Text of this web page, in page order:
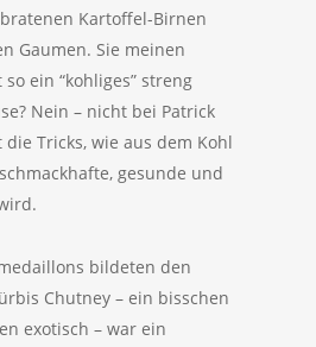
Kartoffel-Birnen
Gaumen. Sie meinen
ein “kohliges” streng
Nein – nicht bei Patrick
Tricks, wie aus dem Kohl
gesunde und
bildeten den
Chutney – ein bisschen
exotisch – war ein